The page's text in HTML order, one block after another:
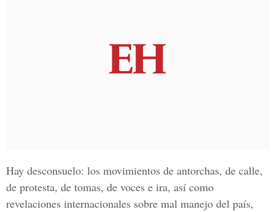
Hay desconsuelo: los movimientos de antorchas, de calle,
de protesta, de tomas, de voces e ira, así como
revelaciones internacionales sobre mal manejo del país,